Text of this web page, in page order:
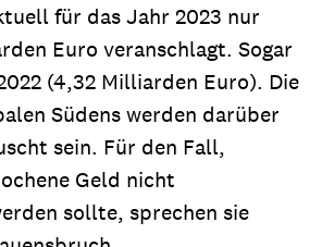
für das Jahr 2023 nur
Euro veranschlagt. Sogar
(4,32 Milliarden Euro). Die
Südens werden darüber
sein. Für den Fall,
Geld nicht
sollte, sprechen sie